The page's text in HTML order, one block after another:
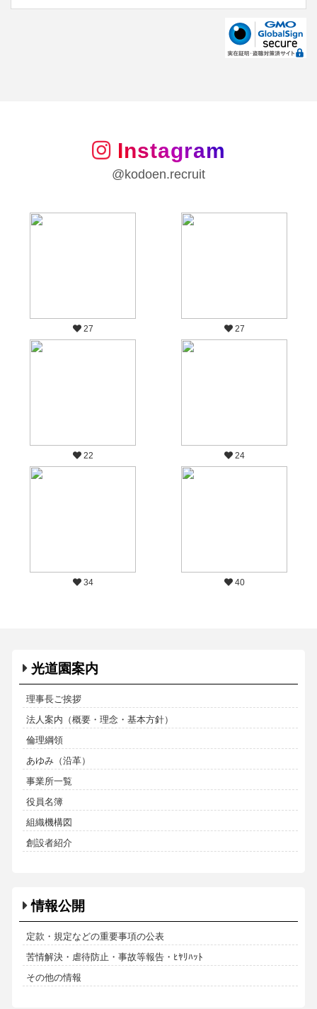
Instagram
@kodoen.recruit
27 27
22 24
34 40
光道園案内
理事長ご挨拶
法人案内（概要・理念・基本方針）
倫理綱領
あゆみ（沿革）
事業所一覧
役員名簿
組織機構図
創設者紹介
情報公開
定款・規定などの重要事項の公表
苦情解決・虐待防止・事故等報告・ﾋﾔﾘﾊｯﾄ
その他の情報